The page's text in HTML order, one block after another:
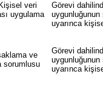
veri
uygulama
Görevi
uygunluğunun
uyarınca
ve
sorumlusu
Görevi
uygunluğunun
uyarınca